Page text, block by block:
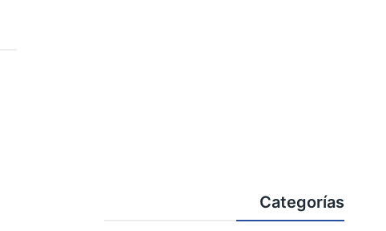
Categorías